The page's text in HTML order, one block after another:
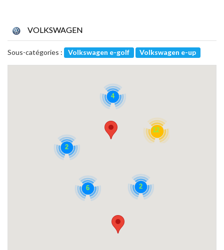
VOLKSWAGEN
Sous-catégories : Volkswagen e-golf Volkswagen e-up
12
2
2
6
4